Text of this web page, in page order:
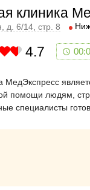
клиника
д. 6/14, стр. 8
4.7
МедЭкспресс
помощи людям,
специалисты